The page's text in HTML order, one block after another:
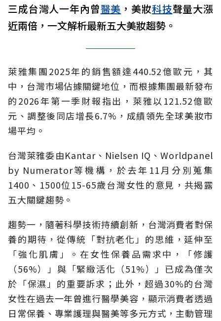
三成台灣人一年內曾醫美 ，美妝科技聲量大漲
近兩倍，一文解析最新五大美妝趨勢。
萊雅集團2025年的銷售額達440.52億歐元，其
中，台灣市場佔據關鍵地位，而根據集團最新發布
的2026年第一季財報指出，萊雅以121.52億歐
元、調整後同店增長6.7%，成績領先全球美妝市
場平均。
台灣萊雅委由Kantar、Nielsen IQ、Worldpanel
by Numerator等機構，於去年11月分別蒐集
1400、1500位15-65歲台灣女性的意見，共揭露
五大關鍵趨勢。
趨勢一，隨著科學技術持續創新，台灣消費者對保
養的期待，從傳統「對抗老化」的思維，延伸至
「強化肌膚」。在女性保養品需求中，「修護
（56%）」與「緊緻活化（51%）」已成為僅次
於「保濕」的重要訴求；此外，超過30%的台灣
女性在過去一年曾進行醫學美容，顯示消費者透過
日常保養、專業護理與醫美等多元方式，主動管理